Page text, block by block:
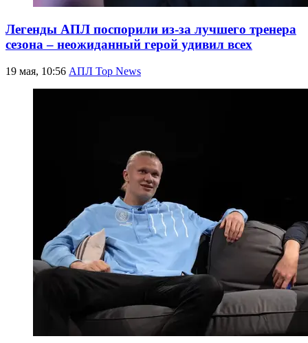
Легенды АПЛ поспорили из-за лучшего тренера
сезона – неожиданный герой удивил всех
19 мая, 10:56 АПЛ Top News